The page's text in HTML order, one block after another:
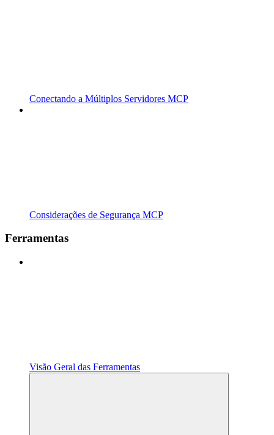
Conectando a Múltiplos Servidores MCP
Considerações de Segurança MCP
Ferramentas
Visão Geral das Ferramentas